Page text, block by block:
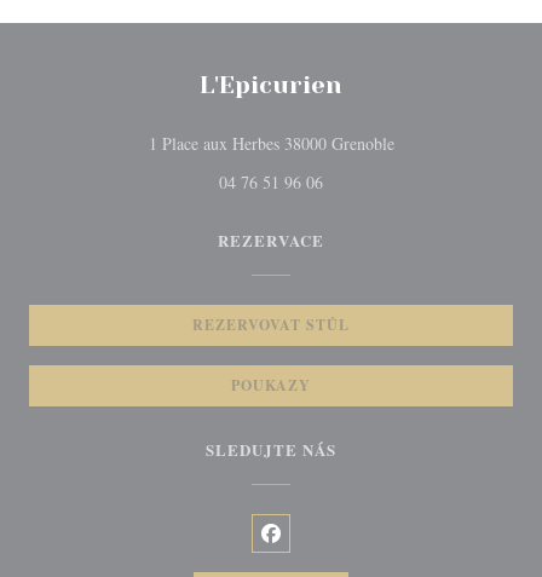
L'Epicurien
1 Place aux Herbes 38000 Grenoble((otevře se v novém
04 76 51 96 06
REZERVACE
REZERVOVAT STŮL
POUKAZY
SLEDUJTE NÁS
Facebook ((otevře se v novém